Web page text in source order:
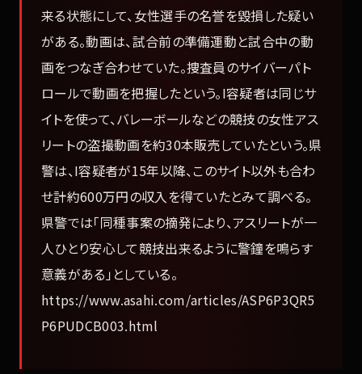
来る状態にして、女性選手の名誉を毀損した疑い
がある。動画は、試合前の準備運動と試合中の動
画をつなぎ合わせていた。捜査員のサイバーパト
ロールで動画を把握したという。I容疑者は同じサ
イトを使って、バレーボールなどの競技の女性アス
リートの盗撮動画を約30本販売していたという。県
警は、I容疑者が15年以降、このサイト以外も合わ
せ計約600万円の収入を得ていたとみて調べる。
県警では「同種事案の摘発により、アスリートが一
人ひとり安心して競技出来るように警鐘を鳴らす
意義がある」としている。
https://www.asahi.com/articles/ASP6P3QR5
P6PUDCB003.html